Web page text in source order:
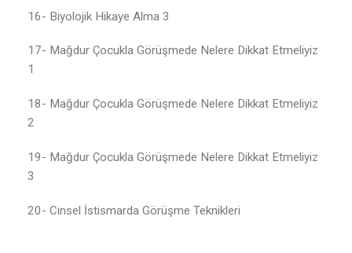
16- Biyolojik Hikaye Alma 3
17- Mağdur Çocukla Görüşmede Nelere Dikkat Etmeliyiz
1
18- Mağdur Çocukla Görüşmede Nelere Dikkat Etmeliyiz
2
19- Mağdur Çocukla Görüşmede Nelere Dikkat Etmeliyiz
3
20- Cinsel İstismarda Görüşme Teknikleri